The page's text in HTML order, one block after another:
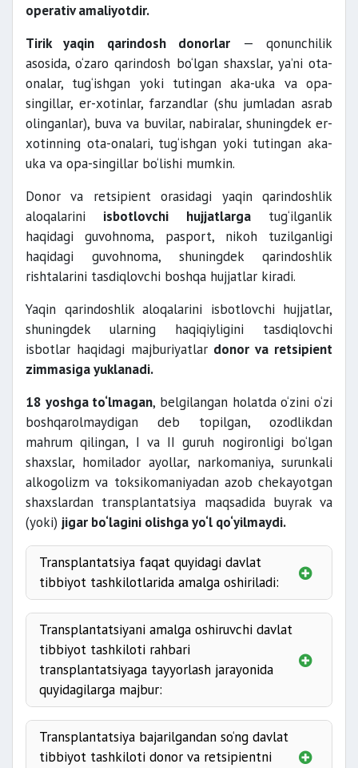
operativ amaliyotdir.
Tirik yaqin qarindosh donorlar — qonunchilik
asosida, o‘zaro qarindosh bo‘lgan shaxslar, ya’ni ota-
onalar, tug‘ishgan yoki tutingan aka-uka va opa-
singillar, er-xotinlar, farzandlar (shu jumladan asrab
olinganlar), buva va buvilar, nabiralar, shuningdek er-
xotinning ota-onalari, tug‘ishgan yoki tutingan aka-
uka va opa-singillar bo‘lishi mumkin.
Donor va retsipient orasidagi yaqin qarindoshlik
aloqalarini isbotlovchi hujjatlargatug‘ilganlik
haqidagi guvohnoma, pasport, nikoh tuzilganligi
haqidagi guvohnoma, shuningdek qarindoshlik
rishtalarini tasdiqlovchi boshqa hujjatlar kiradi.
Yaqin qarindoshlik aloqalarini isbotlovchi hujjatlar,
shuningdek ularning haqiqiyligini tasdiqlovchi
isbotlar haqidagi majburiyatlar donor va retsipient
zimmasiga yuklanadi.
18 yoshga to‘lmagan, belgilangan holatda o‘zini o‘zi
boshqarolmaydigan deb topilgan, ozodlikdan
mahrum qilingan, I va II guruh nogironligi bo‘lgan
shaxslar, homilador ayollar, narkomaniya, surunkali
alkogolizm va toksikomaniyadan azob chekayotgan
shaxslardan transplantatsiya maqsadida buyrak va
(yoki) jigar bo‘lagini olishga yo‘l qo‘yilmaydi.
Transplantatsiya faqat quyidagi davlat
tibbiyot tashkilotlarida amalga oshiriladi:
ilmiy-amaliy jarrohlik
Transplantatsiyani amalga oshiruvchi davlat
tibbiyot tashkiloti rahbari
transplantatsiyaga tayyorlash jarayonida
quyidagilarga majbur:
Transplantatsiya bajarilgandan so‘ng davlat
tibbiyot tashkiloti donor va retsipientni